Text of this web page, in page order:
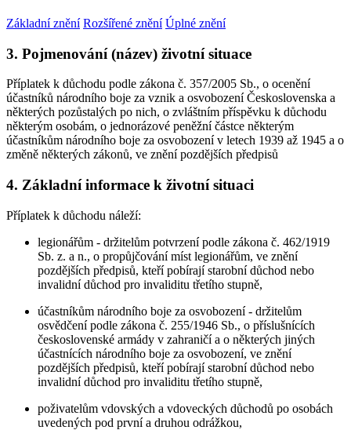
Základní znění Rozšířené znění Úplné znění
3. Pojmenování (název) životní situace
Příplatek k důchodu podle zákona č. 357/2005 Sb., o ocenění
účastníků národního boje za vznik a osvobození Československa a
některých pozůstalých po nich, o zvláštním příspěvku k důchodu
některým osobám, o jednorázové peněžní částce některým
účastníkům národního boje za osvobození v letech 1939 až 1945 a o
změně některých zákonů, ve znění pozdějších předpisů
4. Základní informace k životní situaci
Příplatek k důchodu náleží:
legionářům - držitelům potvrzení podle zákona č. 462/1919
Sb. z. a n., o propůjčování míst legionářům, ve znění
pozdějších předpisů, kteří pobírají starobní důchod nebo
invalidní důchod pro invaliditu třetího stupně,
účastníkům národního boje za osvobození - držitelům
osvědčení podle zákona č. 255/1946 Sb., o příslušnících
československé armády v zahraničí a o některých jiných
účastnících národního boje za osvobození, ve znění
pozdějších předpisů, kteří pobírají starobní důchod nebo
invalidní důchod pro invaliditu třetího stupně,
poživatelům vdovských a vdoveckých důchodů po osobách
uvedených pod první a druhou odrážkou,